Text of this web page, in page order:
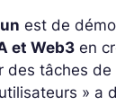
est de
et Web3 en
des tâches de
» a